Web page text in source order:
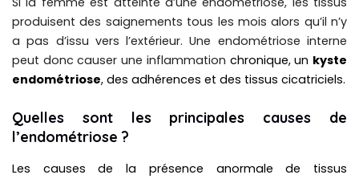
produisent des saignements tous les mois alors qu’il n’y
a pas d’issu vers l’extérieur. Une endométriose interne
peut donc causer une inflammation chronique, un kyste
endométriose, des adhérences et des tissus cicatriciels.
Quelles sont les principales causes de
l’endométriose ?
Les causes de la présence anormale de tissus